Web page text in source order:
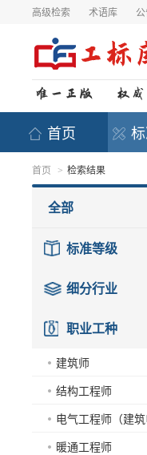
高级检索 术语库
首页
首页 > 检索结果
全部
标准等级
细分行业
职业工种
建筑师
结构工程师
电气工程师（建筑
暖通工程师